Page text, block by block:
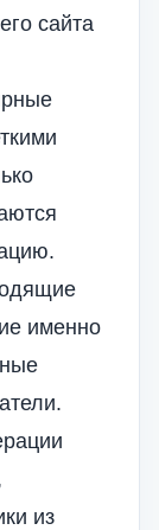
сайта
именно
из